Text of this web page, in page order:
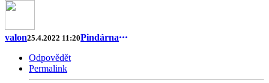
valon25.4.2022 11:20Pindárna
Odpovědět
Permalink